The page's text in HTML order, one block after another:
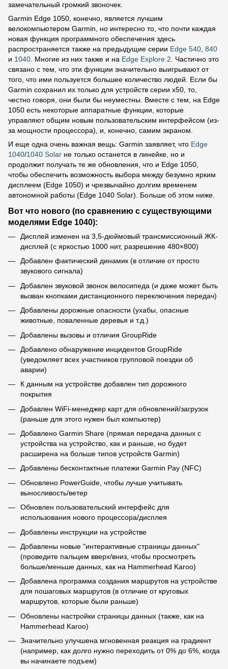
замечательный громкий звоночек.
Garmin Edge 1050, конечно, является лучшим
велокомпьютером Garmin, но интересно то, что почти каждая
новая функция программного обеспечения здесь
распространяется также на предыдущие серии Edge 540 840
и 1040 . Многие из них также и на Edge Explore 2 . Частично это
связано с тем, что эти функции значительно выигрывают от
того, что ими пользуется большее количество людей. Если бы
Garmin сохранил их только для устройств серии x50, то,
честно говоря, они были бы неуместны. Вместе с тем, на Edge
1050 есть некоторые аппаратные функции, которые
управляют общим новым пользовательским интерфейсом (из-
за мощности процессора), и, конечно, самим экраном.
И еще одна очень важная вещь: Garmin заявляет, что Edge
1040/1040 Solar не только останется в линейке, но и
продолжит получать те же обновления, что и Edge 1050,
чтобы обеспечить возможность выбора между безумно ярким
дисплеем (Edge 1050) и чрезвычайно долгим временем
автономной работы (Edge 1040 Solar). Больше об этом ниже.
Вот что нового (по сравнению с существующими
моделями Edge 1040):
Дисплей изменен на 3,5-дюймовый трансмиссионный ЖК-
дисплей (с яркостью 1000 нит, разрешение 480×800)
Добавлен фактический динамик (в отличие от просто
звукового сигнала)
Добавлен звуковой звонок велосипеда (и даже может быть
вызван кнопками дистанционного переключения передач)
Добавлены дорожные опасности (ухабы, опасные
животные, поваленные деревья и т.д.)
Добавлены вызовы и отличия GroupRide
Добавлено обнаружение инцидентов GroupRide
(уведомляет всех участников групповой поездки об
аварии)
К данным на устройстве добавлен тип дорожного
покрытия
Добавлен WiFi-менеджер карт для обновлений/загрузок
(раньше для этого нужен был компьютер)
Добавлено Garmin Share (прямая передача данных с
устройства на устройство, как и раньше, но будет
расширена на больше типов устройств Garmin)
Добавлены бесконтактные платежи Garmin Pay (NFC)
Обновлено PowerGuide, чтобы лучше учитывать
выносливость/ветер
Обновлен пользовательский интерфейс для
использования нового процессора/дисплея
Добавлены инструкции на устройстве
Добавлены новые "интерактивные страницы данных"
(проведите пальцем вверх/вниз, чтобы просмотреть
больше/меньше данных, как на Hammerhead Karoo)
Добавлена программа создания маршрутов на устройстве
для пошаговых маршрутов (в отличие от круговых
маршрутов, которые были раньше)
Обновлены настройки страницы данных (также, как на
Hammerhead Karoo)
Значительно улучшена мгновенная реакция на градиент
(например, как долго нужно переходить от 0% до 6%, когда
вы начинаете подъем)